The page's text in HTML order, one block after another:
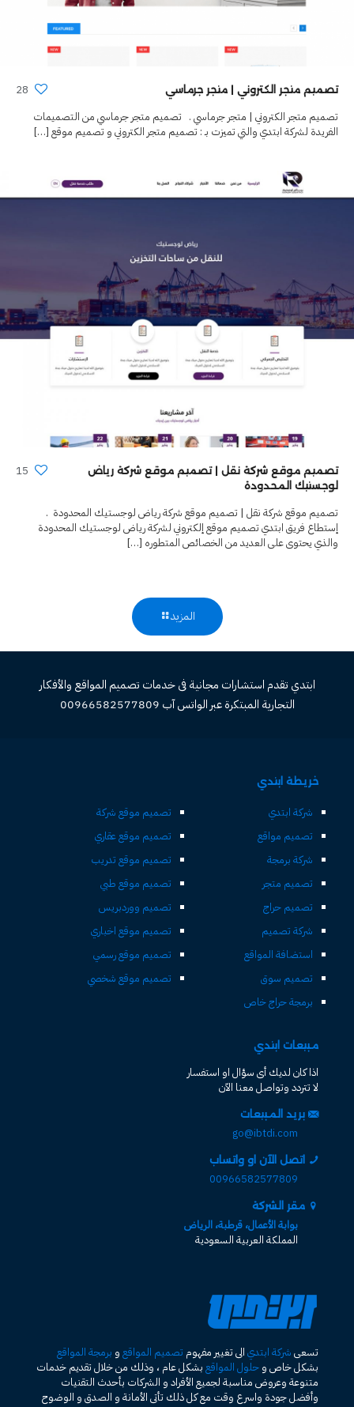
تصميم متجر الكتروني | متجر جرماسي
28
تصميم متجر الكتروني | متجر جرماسي . تصميم متجر جرماسي من التصميمات
الفريدة لشركة ابتدي والتي تميزت بـ : تصميم متجر الكتروني و تصميم موقع […]
تصميم موقع شركة نقل | تصميم موقع شركة رياض
لوجستيك المحدودة
15
تصميم موقع شركة نقل | تصميم موقع شركة رياض لوجستيك المحدودة .
إستطاع فريق ابتدي تصميم موقع إلكتروني لشركة رياض لوجستيك المحدودة
والذي يحتوى على العديد من الخصائص المتطوره […]
المزيد
ابتدي تقدم استشارات مجانية فى خدمات تصميم المواقع والأفكار
التجارية المبتكرة عبر الواتس آب 00966582577809
خريطة ابتدي
شركة ابتدي
تصميم مواقع
شركة برمجة
تصميم متجر
تصميم حراج
شركة تصميم
استضافة المواقع
تصميم سوق
برمجة حراج خاص
تصميم موقع شركة
تصميم موقع عقاري
تصميم موقع تدريب
تصميم موقع طبي
تصميم ووردبريس
تصميم موقع اخباري
تصميم موقع رسمي
تصميم موقع شخصي
مبيعات ابتدي
اذا كان لديك أى سؤال او استفسار
لا تتردد وتواصل معنا الآن
بريد المبيعات
go@ibtdi.com
اتصل الآن او واتساب
00966582577809
مقر الشركة
بوابة الأعمال، قرطبة، الرياض
المملكة العربية السعودية
تسعى شركة ابتدي الى تغيير مفهوم تصميم المواقع و برمجة المواقع
بشكل خاص و حلول المواقع بشكل عام ، وذلك من خلال تقديم خدمات
متنوعة وعروض مناسبة لجميع الأفراد و الشركات بأحدث التقنيات
وأفضل جودة واسرع وقت مع كل ذلك تأتى الأمانة و الصدق و الوضوح